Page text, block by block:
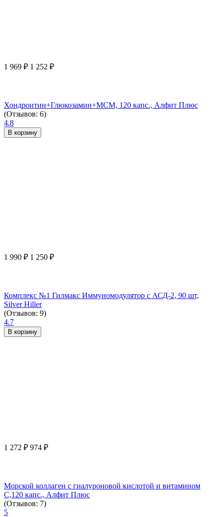
1 969 ₽ 1 252 ₽
Хондроитин+Глюкозамин+МСМ, 120 капс., Алфит Плюс
(Отзывов: 6)
4.8
В корзину
1 990 ₽ 1 250 ₽
Комплекс №1 Гилмакс Иммуномодулятор с АСД-2, 90 шт,
Silver Hiller
(Отзывов: 9)
4.7
В корзину
1 272 ₽ 974 ₽
Морской коллаген с гиалуроновой кислотой и витамином
С,120 капс., Алфит Плюс
(Отзывов: 7)
5